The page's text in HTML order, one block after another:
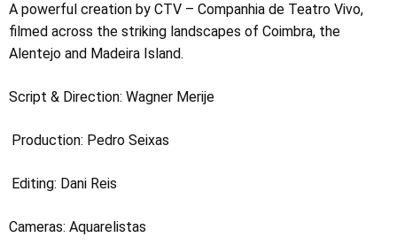
A powerful creation by CTV – Companhia de Teatro Vivo,
filmed across the striking landscapes of Coimbra, the
Alentejo and Madeira Island.
Script & Direction: Wagner Merije
Production: Pedro Seixas
Editing: Dani Reis
Cameras: Aquarelistas